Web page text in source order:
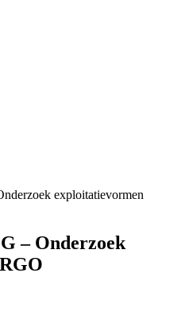
exploitatievormen
– Onderzoek